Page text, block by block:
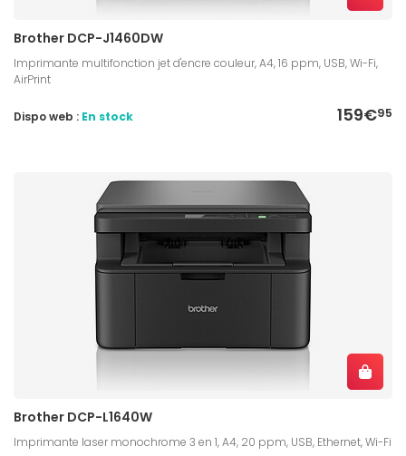
Brother DCP-J1460DW
Imprimante multifonction jet d'encre couleur, A4, 16 ppm, USB, Wi-Fi,
AirPrint
159€95
Dispo web : En stock
Brother DCP-L1640W
Imprimante laser monochrome 3 en 1, A4, 20 ppm, USB, Ethernet, Wi-Fi